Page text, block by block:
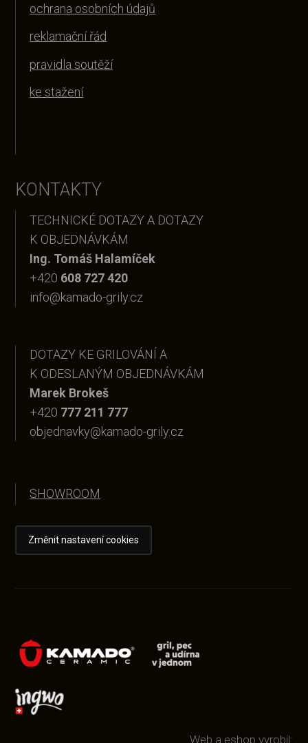
ochrana osobních údajů
reklamační řád
pravidla soutěží
ke stažení
KONTAKTY
TECHNICKÉ DOTAZY A DOTAZY
K OBJEDNÁVKÁM
Ing. Tomáš Halamíček
+420 608 727 420
info@kamado-grily.cz
DOTAZY KE GRILOVÁNÍ A
K ODESLANÝM OBJEDNÁVKÁM
Marek Brokeš
+420 777 211 777
objednavky@kamado-grily.cz
SHOWROOM
Změnit nastavení cookies
Web a eshop vyrobil: